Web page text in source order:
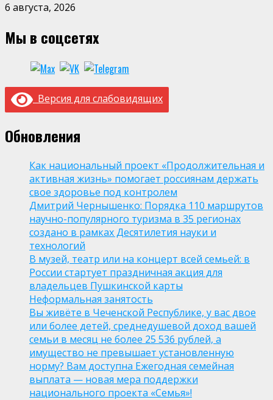
6 августа, 2026
Мы в соцсетях
Версия для слабовидящих
Обновления
Как национальный проект «Продолжительная и
активная жизнь» помогает россиянам держать
свое здоровье под контролем
Дмитрий Чернышенко: Порядка 110 маршрутов
научно-популярного туризма в 35 регионах
создано в рамках Десятилетия науки и
технологий
В музей, театр или на концерт всей семьей: в
России стартует праздничная акция для
владельцев Пушкинской карты
Неформальная занятость
Вы живёте в Чеченской Республике, у вас двое
или более детей, среднедушевой доход вашей
семьи в месяц не более 25 536 рублей, а
имущество не превышает установленную
норму? Вам доступна Ежегодная семейная
выплата — новая мера поддержки
национального проекта «Семья»!